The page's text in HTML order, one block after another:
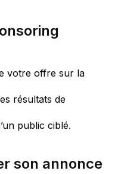
votre offre sur la
résultats de
public ciblé.
son annonce